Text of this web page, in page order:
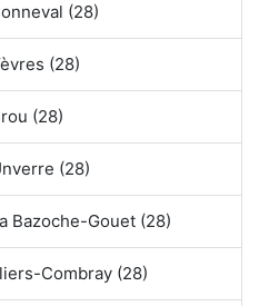
(28)
(28)
(28)
(28)
Bazoche-Gouet (28)
Combray (28)